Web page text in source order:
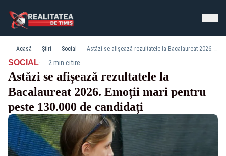
Acasă Știri Social Astăzi se afișează rezultatele la Bacalaureat 2026. Emoții mari pentru peste 130.000 de candidați
SOCIAL· 2 min citire
Astăzi se afișează rezultatele la
Bacalaureat 2026. Emoții mari pentru
peste 130.000 de candidați